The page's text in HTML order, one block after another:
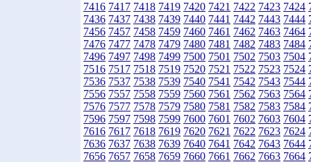
7416 7417 7418 7419 7420 7421 7422 7423 7424
7436 7437 7438 7439 7440 7441 7442 7443 7444
7456 7457 7458 7459 7460 7461 7462 7463 7464
7476 7477 7478 7479 7480 7481 7482 7483 7484
7496 7497 7498 7499 7500 7501 7502 7503 7504
7516 7517 7518 7519 7520 7521 7522 7523 7524
7536 7537 7538 7539 7540 7541 7542 7543 7544
7556 7557 7558 7559 7560 7561 7562 7563 7564
7576 7577 7578 7579 7580 7581 7582 7583 7584
7596 7597 7598 7599 7600 7601 7602 7603 7604
7616 7617 7618 7619 7620 7621 7622 7623 7624
7636 7637 7638 7639 7640 7641 7642 7643 7644
7656 7657 7658 7659 7660 7661 7662 7663 7664